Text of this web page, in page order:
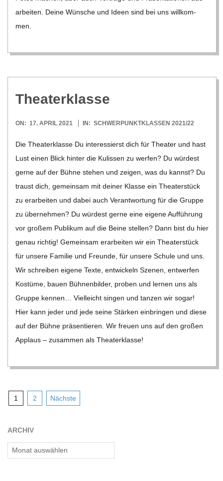
ar­bei­ten. Deine Wün­sche und Ideen sind bei uns will­kom­
men.
Thea­ter­klasse
2021-
ON: 17. APRIL 2021 IN: SCHWERPUNKTKLASSEN 2021/22
Die Thea­ter­klasse Du inter­es­sierst dich für Thea­ter und hast
Lust einen Blick hin­ter die Kulis­sen zu wer­fen? Du wür­dest
gerne auf der Bühne ste­hen und zei­gen, was du kannst? Du
traust dich, gemein­sam mit dei­ner Klasse ein Thea­ter­stück
zu erar­bei­ten und dabei auch Ver­ant­wor­tung für die Gruppe
zu über­neh­men? Du wür­dest gerne eine eigene Auf­füh­rung
vor gro­ßem Publi­kum auf die Beine stel­len? Dann bist du hier
genau rich­tig! Gemein­sam erar­bei­ten wir ein Thea­ter­stück
für unsere Fami­lie und Freunde, für unsere Schule und uns.
Wir schrei­ben eigene Texte, ent­wi­ckeln Sze­nen, ent­wer­fen
Kos­tüme, bauen Büh­nen­bil­der, pro­ben und ler­nen uns als
Gruppe ken­nen… Viel­leicht sin­gen und tan­zen wir sogar!
Hier kann jeder und jede seine Stär­ken ein­brin­gen und diese
auf der Bühne prä­sen­tie­ren. Wir freuen uns auf den gro­ßen
Applaus – zusam­men als Thea­ter­klasse!
Seitennummerierung
1 2 Nächste
ARCHIV
Archiv